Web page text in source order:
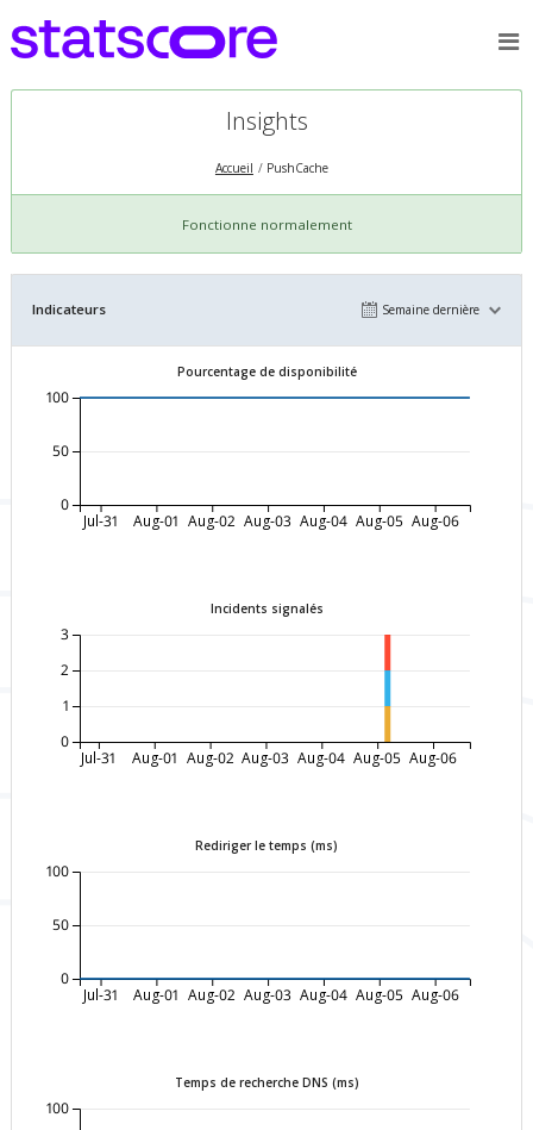
Insights
Accueil PushCache
Fonctionne normalement
Indicateurs Semaine dernière
Pourcentage de disponibilité
Jul-31 Aug-01 Aug-02 Aug-03 Aug-04 Aug-05 Aug-06
0
50
100
Incidents signalés
Jul-31 Aug-01 Aug-02 Aug-03 Aug-04 Aug-05 Aug-06
0
1
2
3
Rediriger le temps (ms)
Jul-31 Aug-01 Aug-02 Aug-03 Aug-04 Aug-05 Aug-06
0
50
100
Temps de recherche DNS (ms)
100